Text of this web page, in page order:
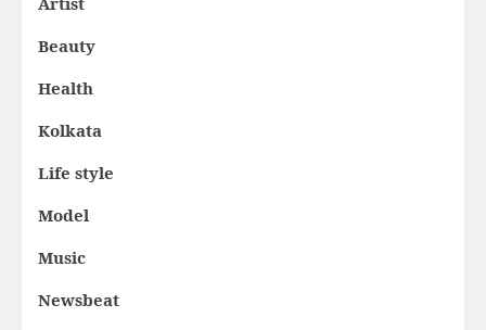
Beauty
Health
Kolkata
Life style
Model
Music
Newsbeat